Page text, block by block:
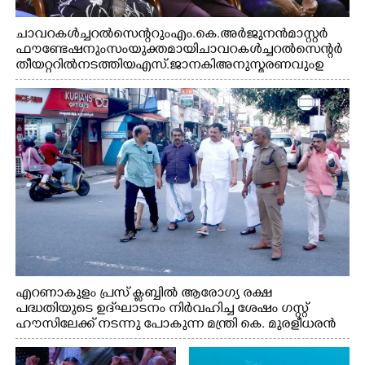
ചാവറ കൾച്ചറൽ സെന്ററും എം.കെ. അർജുനൻ മാസ്റ്റർ
ഫൗണ്ടേഷനും സംയുക്തമായി ചാവറ കൾച്ചറൽ സെന്റർ
തീയറ്ററിൽ നടത്തിയ എസ്. ജാനകി അനുസ്മരണവും ഉ
ദ്ഘാടനം ചെയ്യാനെത്തിയ സംഗീത സംവിധായകൻ ജെറി
അമൽദേവ്, ഗായിക ജെൻസി, എം.കെ. അർജുനൻ
ഫൗണ്ടേഷൻ ചെയർമാൻ ഡോ. രാധാകൃഷ്ണൻ എന്നിവർ
എറണാകുളം പ്രസ് ക്ലബ്ബിൽ ആരോഗ്യ രക്ഷ
പദ്ധതിയുടെ ഉദ്‌ഘാടനം നിർവഹിച്ച ശേഷം ഗസ്റ്റ്
ഹൗസിലേക്ക് നടന്നു പോകുന്ന മന്ത്രി കെ. മുരളീധരൻ